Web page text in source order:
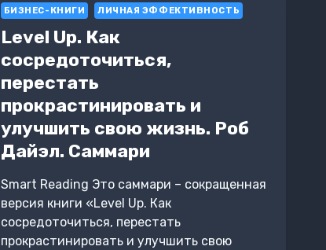
ДЛЯ
ПРОДУКТИВНОСТИ
БИЗНЕС-КНИГИ ЛИЧНАЯ ЭФФЕКТИВНОСТЬ
Level Up. Как
сосредоточиться,
перестать
прокрастинировать и
улучшить свою жизнь. Роб
Дайэл. Саммари
Smart Reading Это саммари – сокращенная
версия книги «Level Up. Как
сосредоточиться, перестать
прокрастинировать и улучшить свою